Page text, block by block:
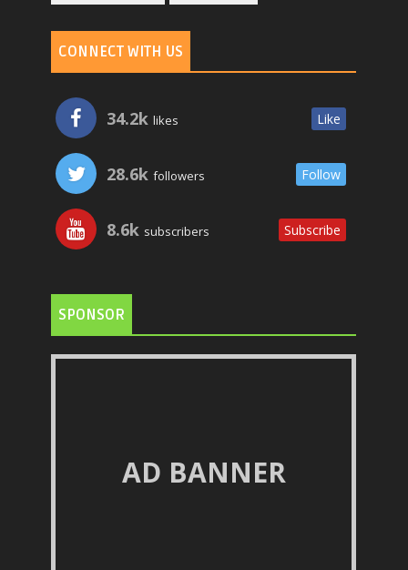
CONNECT WITH US
34.2k likes Like
28.6k followers Follow
8.6k subscribers Subscribe
SPONSOR
AD BANNER